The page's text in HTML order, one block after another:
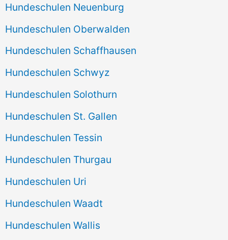
Hundeschulen Neuenburg
Hundeschulen Oberwalden
Hundeschulen Schaffhausen
Hundeschulen Schwyz
Hundeschulen Solothurn
Hundeschulen St. Gallen
Hundeschulen Tessin
Hundeschulen Thurgau
Hundeschulen Uri
Hundeschulen Waadt
Hundeschulen Wallis